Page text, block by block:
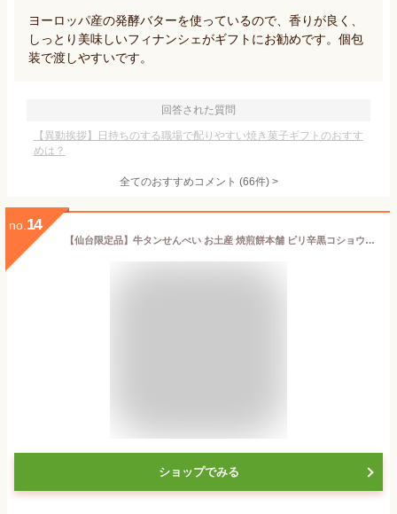
ヨーロッパ産の発酵バターを使っているので、香りが良く、
しっとり美味しいフィナンシェがギフトにお勧めです。個包
装で渡しやすいです。
回答された質問
【異動挨拶】日持ちのする職場で配りやすい焼き菓子ギフトのおすす
めは？
全てのおすすめコメント (66件) >
no. 14
【仙台限定品】牛タンせんべい お土産 焼煎餅本舗 ピリ辛黒コショウ味 32枚入り 【美味し国宮城】
ショップでみる